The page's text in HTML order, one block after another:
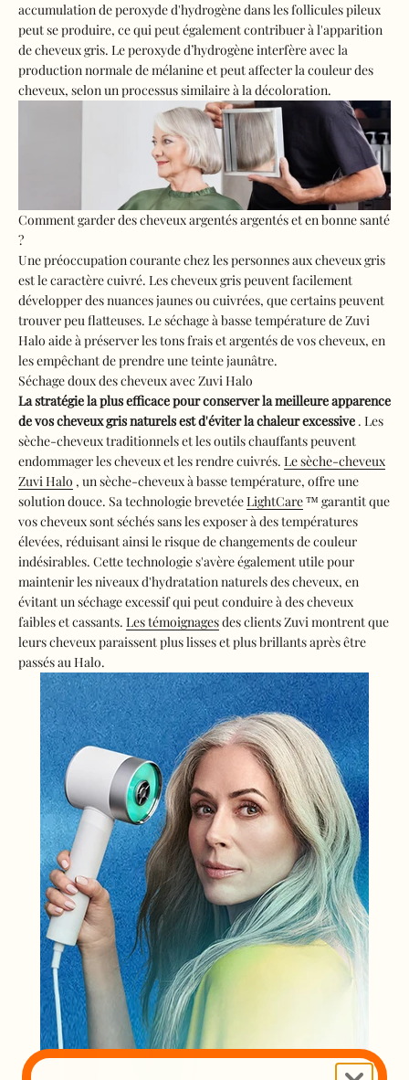
accumulation de peroxyde d'hydrogène dans les follicules pileux
peut se produire, ce qui peut également contribuer à l'apparition
de cheveux gris. Le peroxyde d’hydrogène interfère avec la
production normale de mélanine et peut affecter la couleur des
cheveux, selon un processus similaire à la décoloration.
Comment garder des cheveux argentés argentés et en bonne santé
?
Une préoccupation courante chez les personnes aux cheveux gris
est le caractère cuivré. Les cheveux gris peuvent facilement
développer des nuances jaunes ou cuivrées, que certains peuvent
trouver peu flatteuses. Le séchage à basse température de Zuvi
Halo aide à préserver les tons frais et argentés de vos cheveux, en
les empêchant de prendre une teinte jaunâtre.
Séchage doux des cheveux avec Zuvi Halo
La stratégie la plus efficace pour conserver la meilleure apparence
de vos cheveux gris naturels est d'éviter la chaleur excessive . Les
sèche-cheveux traditionnels et les outils chauffants peuvent
endommager les cheveux et les rendre cuivrés. Le sèche-cheveux
Zuvi Halo , un sèche-cheveux à basse température, offre une
solution douce. Sa technologie brevetéeLightCare™ garantit que
vos cheveux sont séchés sans les exposer à des températures
élevées, réduisant ainsi le risque de changements de couleur
indésirables. Cette technologie s'avère également utile pour
maintenir les niveaux d'hydratation naturels des cheveux, en
évitant un séchage excessif qui peut conduire à des cheveux
faibles et cassants. Les témoignagesdes clients Zuvi montrent que
leurs cheveux paraissent plus lisses et plus brillants après être
passés au Halo.